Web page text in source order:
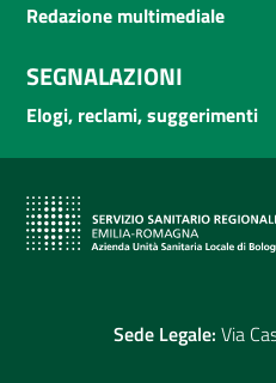
Redazione multimediale
SEGNALAZIONI
Elogi, reclami, suggerimenti
Sede Legale: Via